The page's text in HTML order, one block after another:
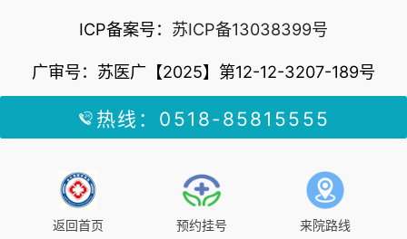
ICP备案号： 苏ICP备13038399号
广审号：苏医广【2025】第12-12-3207-189号
热线：0518-85815555
返回首页 预约挂号 来院路线